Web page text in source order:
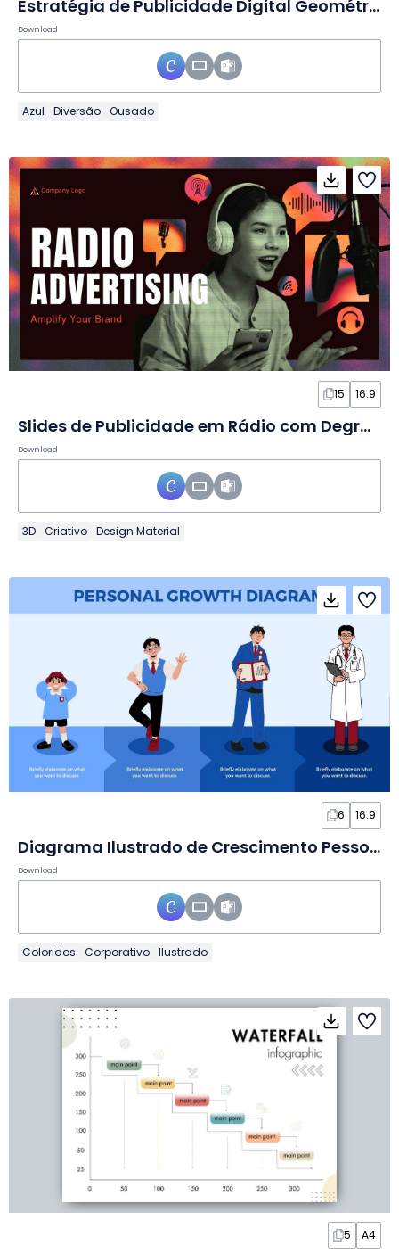
Estratégia de Publicidade Digital Geométrica em Slides
Download
Azul Diversão Ousado
15 16:9
Slides de Publicidade em Rádio com Degradê Moderno
Download
3D Criativo Design Material
6 16:9
Diagrama Ilustrado de Crescimento Pessoal em Slides
Download
Coloridos Corporativo Ilustrado
5 A4